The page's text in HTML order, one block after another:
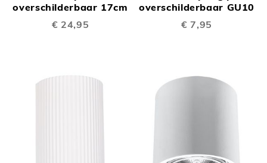
overschilderbaar 17cm
€ 24,95
overschilderbaar GU10
€ 7,95